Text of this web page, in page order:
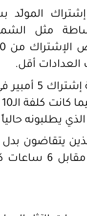
المولّد
مثل
أقل.
تقول لينا صالح
يطلبونه حالياً
يتقاضون بدل